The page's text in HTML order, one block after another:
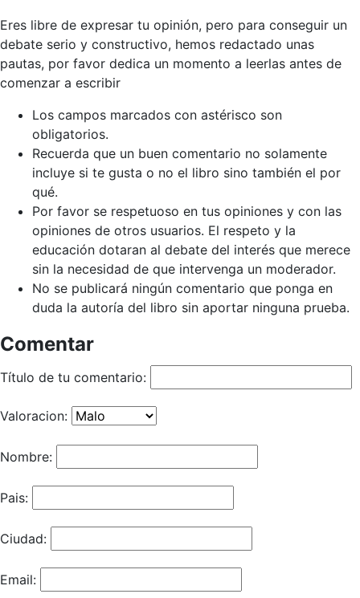
Eres libre de expresar tu opinión, pero para conseguir un
debate serio y constructivo, hemos redactado unas
pautas, por favor dedica un momento a leerlas antes de
comenzar a escribir
Los campos marcados con astérisco son
obligatorios.
Recuerda que un buen comentario no solamente
incluye si te gusta o no el libro sino también el por
qué.
Por favor se respetuoso en tus opiniones y con las
opiniones de otros usuarios. El respeto y la
educación dotaran al debate del interés que merece
sin la necesidad de que intervenga un moderador.
No se publicará ningún comentario que ponga en
duda la autoría del libro sin aportar ninguna prueba.
Comentar
Título de tu comentario:
Valoracion:
Nombre:
Pais:
Ciudad:
Email: